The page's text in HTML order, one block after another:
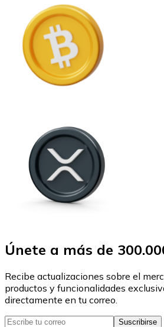
Únete a más de
Recibe actualizaciones sobre el
productos y funcionalidades
directamente en tu correo.
Suscribirse